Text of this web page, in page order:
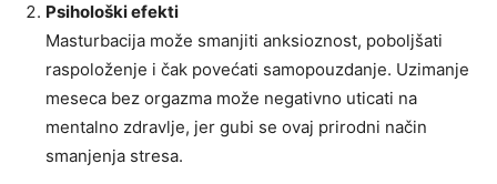
Psihološki efekti
Masturbacija može smanjiti anksioznost, poboljšati
raspoloženje i čak povećati samopouzdanje. Uzimanje
meseca bez orgazma može negativno uticati na
mentalno zdravlje, jer gubi se ovaj prirodni način
smanjenja stresa.